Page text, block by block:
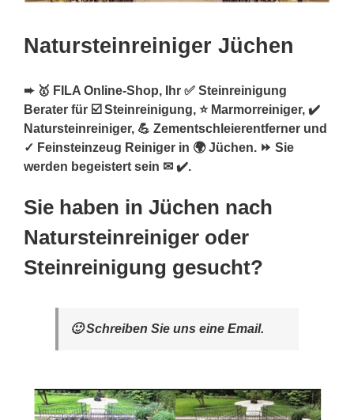
Natursteinreiniger Jüchen
➨ 🥇 FILA Online-Shop, Ihr ✅ Steinreinigung
Berater für ☑️ Steinreinigung, ⭐ Marmorreiniger, ✔️
Natursteinreiniger, 💪 Zementschleierentferner und
✓ Feinsteinzeug Reiniger in 🌍 Jüchen. ⏩ Sie
werden begeistert sein ✉ ✔️.
Sie haben in Jüchen nach
Natursteinreiniger oder
Steinreinigung gesucht?
🙂 Schreiben Sie uns eine Email.